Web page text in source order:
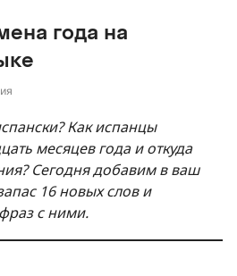
года на
Как испанцы
месяцев года и откуда
Сегодня добавим в ваш
16 новых слов и
с ними.